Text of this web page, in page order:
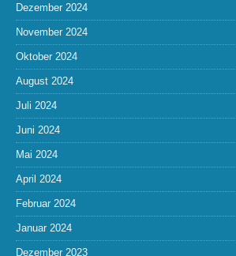
Dezember 2024
November 2024
Oktober 2024
August 2024
Juli 2024
Juni 2024
Mai 2024
April 2024
Februar 2024
Januar 2024
Dezember 2023